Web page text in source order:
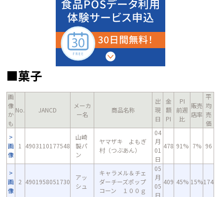
■菓子
画
像
か
も
No. JANCD
メーカ
ー名
商品名称
出
現
日
金
額
PI
PI
前週
比
販売
店率
平
均
売
価
画
像
1 4903110177548
山崎
製パ
ン
ヤマザキ よもぎ
村（つぶあん）
04
月
01
日
478 91% 7% 96
画
像
2 4901958051730
アッ
シュ
キャラメル＆チェ
ダーチーズポップ
コーン １００ｇ
05
月
05
日
409 45% 15%174